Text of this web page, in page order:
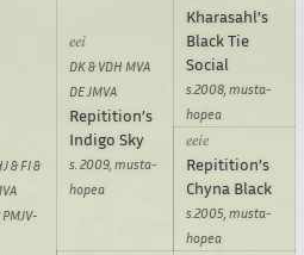
& FI &
PMJV-
DK & VDH MVA
DE JMVA
Repitition’s
Indigo Sky
s. 2009, musta-
hopea
Kharasahl’s
Black Tie
Social
s.2008, musta-
hopea
Repitition’s
Chyna Black
s.2005, musta-
hopea